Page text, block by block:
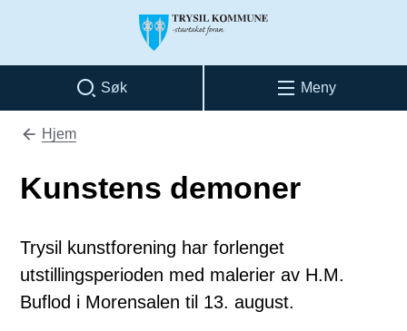
Trysil kommune
Søk Meny
Du er her:
Hjem
Kunstens demoner
Trysil kunstforening har forlenget
utstillingsperioden med malerier av H.M.
Buflod i Morensalen til 13. august.